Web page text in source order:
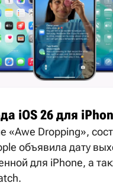
iOS 26 для
«Awe Dropping»,
объявила дату
для iPhone, а